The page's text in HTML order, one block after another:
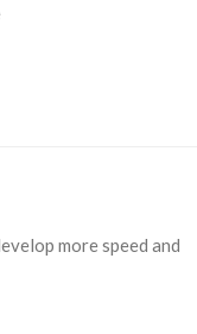
more speed and